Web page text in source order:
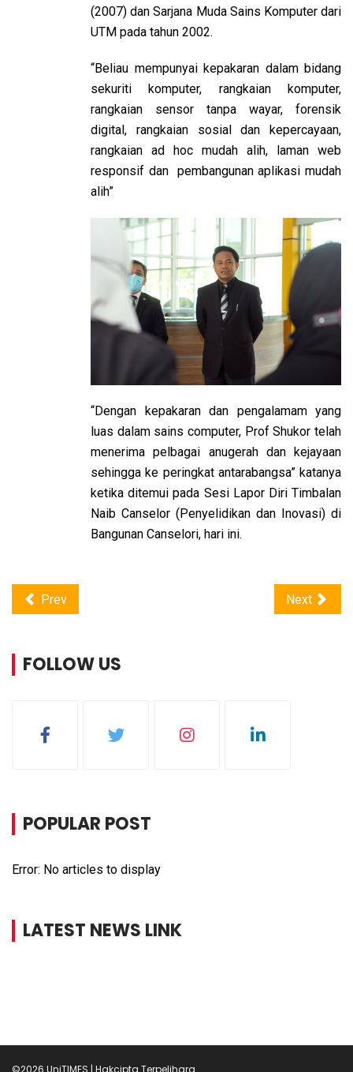
(2007) dan Sarjana Muda Sains Komputer dari
UTM pada tahun 2002.
“Beliau mempunyai kepakaran dalam bidang
sekuriti komputer, rangkaian komputer,
rangkaian sensor tanpa wayar, forensik
digital, rangkaian sosial dan kepercayaan,
rangkaian ad hoc mudah alih, laman web
responsif dan pembangunan aplikasi mudah
alih”
“Dengan kepakaran dan pengalamam yang
luas dalam sains computer, Prof Shukor telah
menerima pelbagai anugerah dan kejayaan
sehingga ke peringkat antarabangsa” katanya
ketika ditemui pada Sesi Lapor Diri Timbalan
Naib Canselor (Penyelidikan dan Inovasi) di
Bangunan Canselori, hari ini.
Prev Next
FOLLOW US
POPULAR POST
Error: No articles to display
LATEST NEWS LINK